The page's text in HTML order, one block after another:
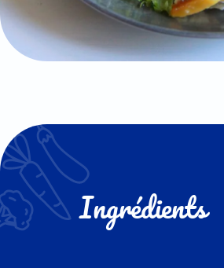
Ingrédients